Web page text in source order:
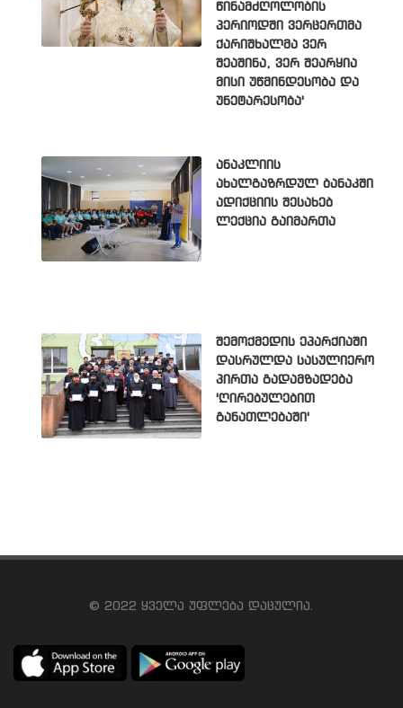
წინამძღოლობის
პერიოდში ვერცერთმა
ქარიშხალმა ვერ
შეაშინა, ვერ შეარყია
მისი უწმინდესობა და
უნეტარესობა'
ანაკლიის
ახალგაზრდულ ბანაკში
ადიქციის შესახებ
ლექცია გაიმართა
შემოქმედის ეპარქიაში
დასრულდა სასულიერო
პირთა გადამზადება
'ღირებულებით
განათლებაში'
© 2022 ყველა უფლება დაცულია.